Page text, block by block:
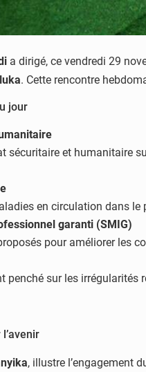
a dirigé, ce vendredi 29
. Cette rencontre
jour
sécuritaire et humanitaire
en circulation dans le
garanti (SMIG)
pour améliorer les
penché sur les
, illustre l’engagement